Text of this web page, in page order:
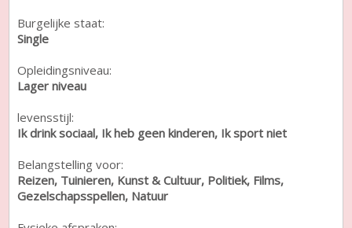
Burgelijke staat:
Single
Opleidingsniveau:
Lager niveau
levensstijl:
Ik drink sociaal, Ik heb geen kinderen, Ik sport niet
Belangstelling voor:
Reizen, Tuinieren, Kunst & Cultuur, Politiek, Films,
Gezelschapsspellen, Natuur